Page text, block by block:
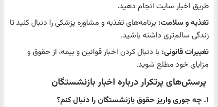
طریق اخبار سایت انجام دهید.
تغذیه و سلامت: برنامه‌های تغذیه و مشاوره پزشکی را دنبال کنید تا
زندگی سالم‌تری داشته باشید.
تغییرات قانونی: با دنبال کردن اخبار قوانین و بیمه، از حقوق و
مزایای خود مطلع شوید.
پرسش‌های پرتکرار درباره اخبار بازنشستگان
۱. چه جوری واریز حقوق بازنشستگان را دنبال کنم؟